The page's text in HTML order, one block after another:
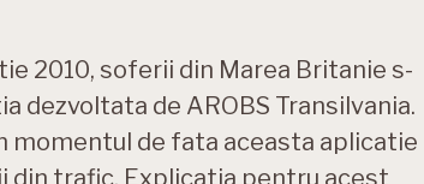
2010, soferii din Marea Britanie s-
dezvoltata de AROBS Transilvania.
momentul de fata aceasta aplicatie